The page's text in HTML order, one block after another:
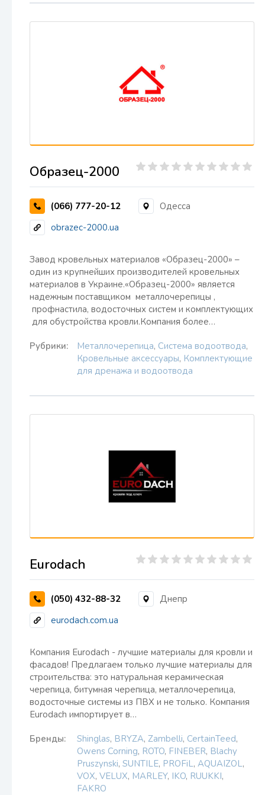
Образец-2000
(066) 777-20-12
Одесса
obrazec-2000.ua
Завод кровельных материалов «Образец-2000» –
один из крупнейших производителей кровельных
материалов в Украине.«Образец-2000» является
надежным поставщиком металлочерепицы ,
профнастила, водосточных систем и комплектующих
для обустройства кровли.Компания более…
Рубрики: Металлочерепица, Система водоотвода,
Кровельные аксессуары, Комплектующие
для дренажа и водоотвода
Eurodach
(050) 432-88-32
Днепр
eurodach.com.ua
Компания Eurodach - лучшие материалы для кровли и
фасадов! Предлагаем только лучшие материалы для
строительства: это натуральная керамическая
черепица, битумная черепица, металлочерепица,
водосточные системы из ПВХ и не только. Компания
Eurodach импортирует в…
Бренды: Shinglas, BRYZA, Zambelli, CertainTeed,
Owens Corning, ROTO, FINEBER, Blachy
Pruszynski, SUNTILE, PROFiL, AQUAIZOL,
VOX, VELUX, MARLEY, IKO, RUUKKI,
FAKRO